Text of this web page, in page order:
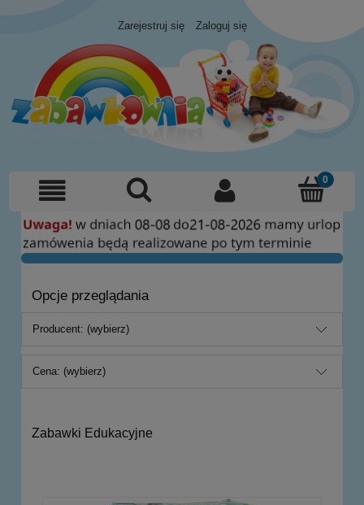
Zarejestruj się Zaloguj się
Opcje przeglądania
Producent: (wybierz)
Cena: (wybierz)
Zabawki Edukacyjne